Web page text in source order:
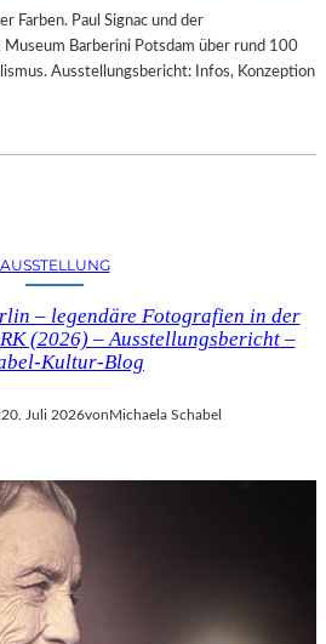
Farben. Paul Signac und der
Museum Barberini Potsdam über rund 100
Ausstellungsbericht: Infos, Konzeption
AUSSTELLUNG
– legendäre Fotografien in der
(2026) – Ausstellungsbericht –
Kultur-Blog
20. Juli 2026vonMichaela Schabel